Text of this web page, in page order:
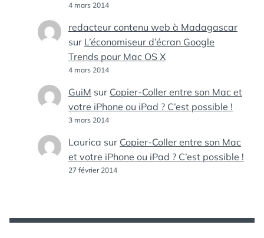
4 mars 2014
redacteur contenu web à Madagascar
sur L’économiseur d’écran Google
Trends pour Mac OS X
4 mars 2014
GuiM sur Copier-Coller entre son Mac et
votre iPhone ou iPad ? C’est possible !
3 mars 2014
Laurica sur Copier-Coller entre son Mac
et votre iPhone ou iPad ? C’est possible !
27 février 2014